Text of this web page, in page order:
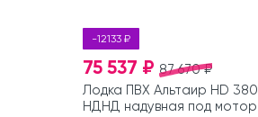
-12133 ₽
87 670 ₽
75 537 ₽
Лодка ПВХ Альтаир HD 380
НДНД надувная под мотор